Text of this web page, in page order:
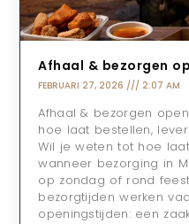
Afhaal & bezorgen
FEBRUARI 27, 2026 2:07 AM
Afhaal & bezorgen
hoe laat bestellen,
Wil je weten tot hoe
wanneer bezorging in
op zondag of rond
bezorgtijden werken
openingstijden: een